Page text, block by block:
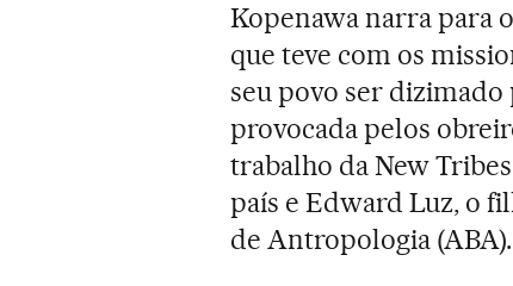
Kopenawa narra para
que teve com os
seu povo ser
provocada pelos
trabalho da New
país e Edward Luz, o
de Antropologia (ABA).